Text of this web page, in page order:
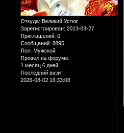
Откуда: Великий Устюг
Зарегистрирован: 2013-03-27
Приглашений: 0
Сообщений: 8895
Пол: Мужской
Провел на форуме:
1 месяц 6 дней
Последний визит:
2026-08-02 16:33:08